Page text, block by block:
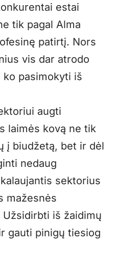
estai
tik pagal Alma
patirtį. Nors
vis dar atrodo
pasimokyti iš
augti
laimės kovą ne tik
į biudžetą, bet ir dėl
nedaug
sektorius
mažesnės
iš žaidimų
gauti pinigų tiesiog